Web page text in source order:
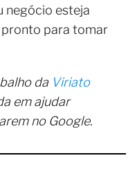
negócio esteja
para tomar
daViriato
em ajudar
no Google.